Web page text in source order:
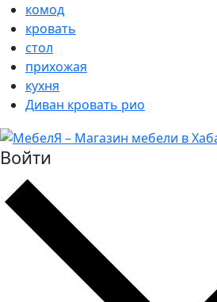
комод
кровать
стол
прихожая
кухня
Диван кровать рио
Войти